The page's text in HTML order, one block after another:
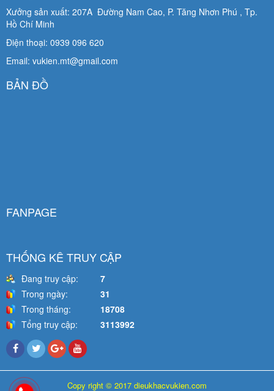
Xưởng sản xuất: 207A Đường Nam Cao, P. Tăng Nhơn Phú , Tp.
Hồ Chí Minh
Điện thoại: 0939 096 620
Email: vukien.mt@gmail.com
BẢN ĐỒ
FANPAGE
THỐNG KÊ TRUY CẬP
Đang truy cập:
7
Trong ngày:
31
Trong tháng:
18708
Tổng truy cập:
3113992
Copy right © 2017 dieukhacvukien.com